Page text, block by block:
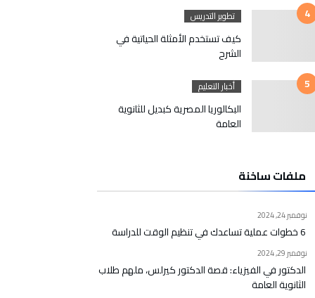
تطوير التدريس
كيف تستخدم الأمثلة الحياتية في
الشرح
أخبار التعليم
البكالوريا المصرية كبديل للثانوية
العامة
ملفات ساخنة
نوفمبر 24, 2024
6 خطوات عملية تساعدك في تنظيم الوقت للدراسة
نوفمبر 29, 2024
الدكتور في الفيزياء: قصة الدكتور كيرلس، ملهم طلاب
الثانوية العامة